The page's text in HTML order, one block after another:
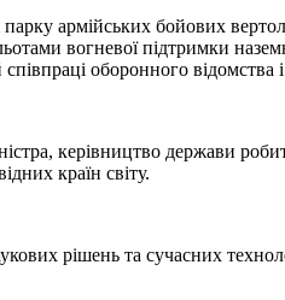
армійських бойових
вогневої підтримки
співпраці оборонного
керівництво держави
країн світу.
рішень та сучасних